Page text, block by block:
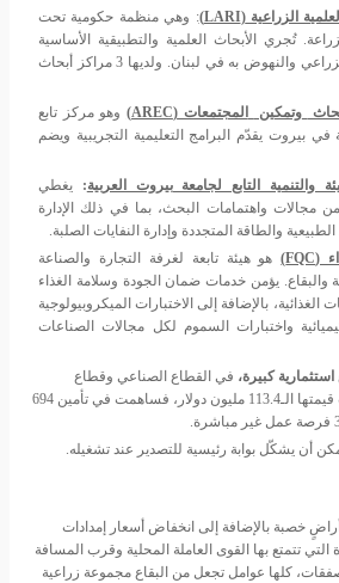
الزراعية(LARI)
: وهي منظمة حكومية تحت
تُجري الأبحاث العلمية والتطبيقية الأساسية
لتطوير القطاع الزراعي والنهوض به في لبنان. ولديها 3 مراكز أبحاث
وتمكين المجتمعات(AREC)
وهو مركز تابع
في بيروت يقدّم البرامج التعليمية التجريبية ويضم
والتنمية التابع لجامعة بيروت العربية:
يغطي
مجالات واهتمامات البحث، بما في ذلك الإدارة
الطبيعية والطاقة المتجددة وإدارة النفايات الصلبة.
(
FQC
)هو هيئة تابعة لغرفة التجارة والصناعة
والبقاع. يؤمن خدمات ضمان الجودة وسلامة الغذاء
بالإضافة إلى الاختبارات الميكروبيولوجية
واختبارات السموم لكل مجالات الصناعات
في القطاع الصناعي وقطاع
الصناعات الغذائية، تخطّت قيمتها الـ113.4 مليون دولار، فساهمت في تأمين 694
أن يشكّل بوابة رئيسية للتصدير عند تشغيله.
خصبة بالإضافة إلى انخفاض أسعار إمدادات
التي تتمتع بها القوى العاملة المحلية وقرب المسافة
كلها عوامل تجعل من البقاع مجموعة زراعية